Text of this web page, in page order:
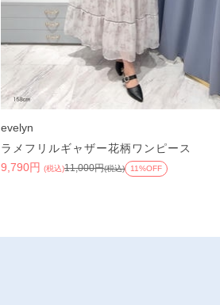
evelyn
ラメフリルギャザー花柄ワンピース
9,790円 (税込)11,000円(税込) 11%OFF